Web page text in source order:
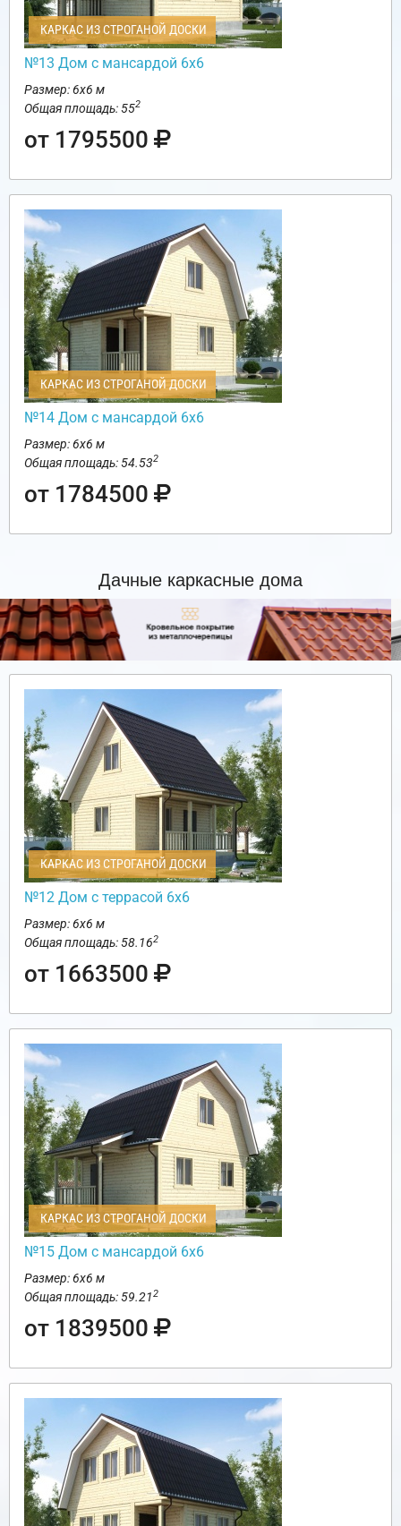
КАРКАС ИЗ СТРОГАНОЙ ДОСКИ
№13 Дом с мансардой 6х6
Размер: 6х6 м
Общая площадь: 552
от 1795500
КАРКАС ИЗ СТРОГАНОЙ ДОСКИ
№14 Дом с мансардой 6х6
Размер: 6х6 м
Общая площадь: 54.532
от 1784500
Дачные каркасные дома
КАРКАС ИЗ СТРОГАНОЙ ДОСКИ
№12 Дом с террасой 6х6
Размер: 6х6 м
Общая площадь: 58.162
от 1663500
КАРКАС ИЗ СТРОГАНОЙ ДОСКИ
№15 Дом с мансардой 6х6
Размер: 6х6 м
Общая площадь: 59.212
от 1839500